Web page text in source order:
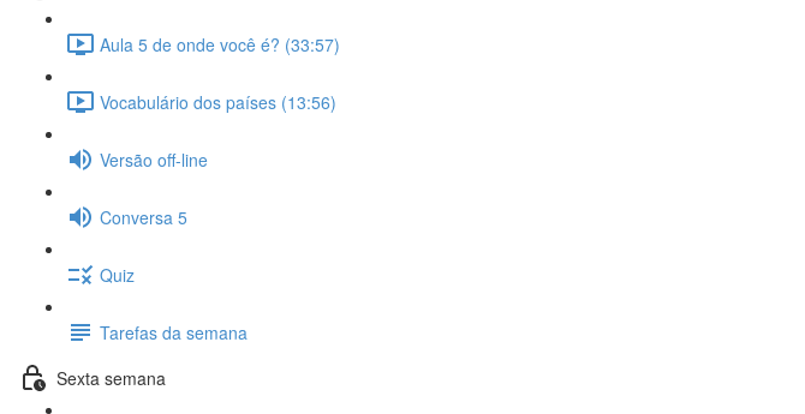
Aula 5 de onde você é? (33:57)
Vocabulário dos países (13:56)
Versão off-line
Conversa 5
Quiz
Tarefas da semana
Sexta semana